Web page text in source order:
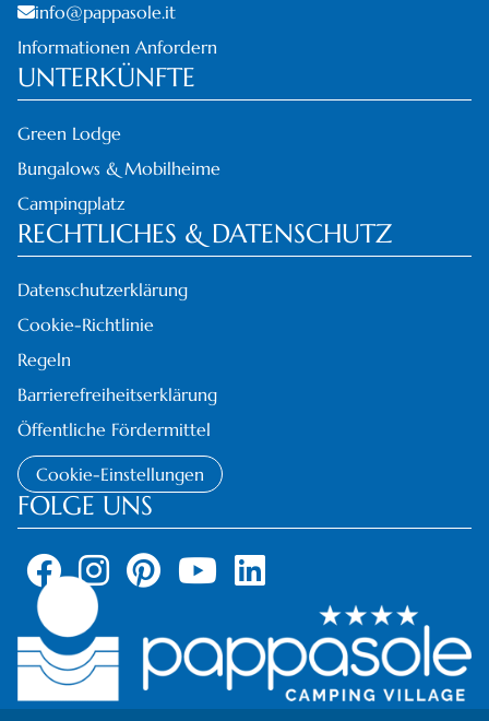
info@pappasole.it
Informationen Anfordern
UNTERKÜNFTE
Green Lodge
Bungalows & Mobilheime
Campingplatz
RECHTLICHES & DATENSCHUTZ
Datenschutzerklärung
Cookie-Richtlinie
Regeln
Barrierefreiheitserklärung
Öffentliche Fördermittel
Cookie-Einstellungen
FOLGE UNS